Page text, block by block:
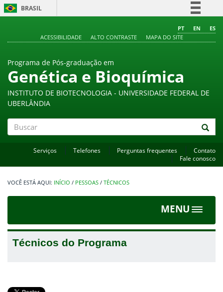
BRASIL
Comunica BR
Acesso à informação
Legislação
PT EN
ES
ACESSIBILIDADE
ALTO CONTRASTE MAPA DO SITE
Programa de Pós-graduação em
Genética e Bioquímica
INSTITUTO DE BIOTECNOLOGIA - UNIVERSIDADE FEDERAL DE
UBERLÂNDIA
Serviços Telefones Perguntas frequentes
Contato
Fale conosco
INÍCIO / PESSOAS / TÉCNICOS
MENU
Toggle
Técnicos do Programa